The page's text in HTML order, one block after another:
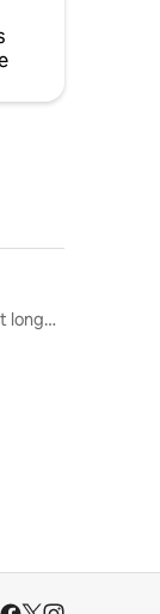
Locations moyenne et longue durée